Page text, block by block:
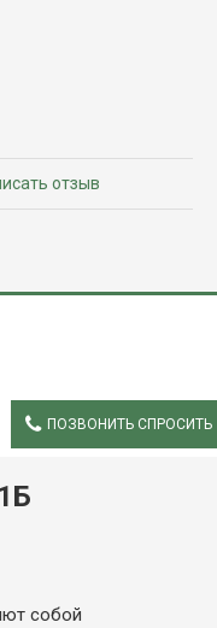
отзыв
ПОЗВОНИТЬ СПРОСИТЬ
собой